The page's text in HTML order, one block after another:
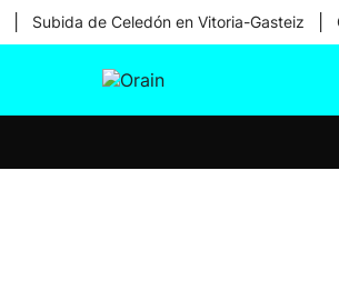
Subida de Celedón en Vitoria-Gasteiz